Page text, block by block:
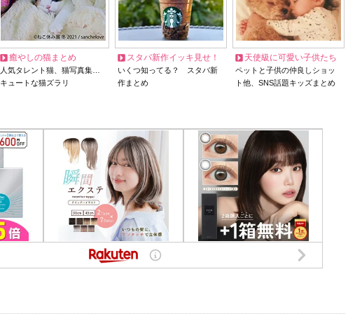
癒やしの猫まとめ
人気タレント猫、猫写真集…
キュートな猫ズラリ
スタバ新作イッキ見せ！
いくつ知ってる？ スタバ新
作まとめ
天使級に可愛い子供たち
ペットと子供の仲良しショッ
ト他、SNS話題キッズまとめ